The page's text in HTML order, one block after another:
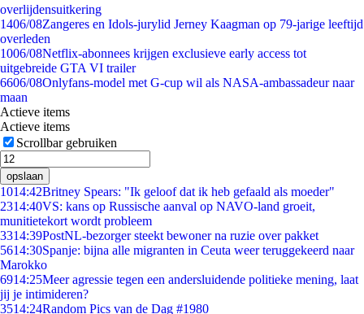
overlijdensuitkering
1406/08Zangeres en Idols-jurylid Jerney Kaagman op 79-jarige leeftijd
overleden
1006/08Netflix-abonnees krijgen exclusieve early access tot
uitgebreide GTA VI trailer
6606/08Onlyfans-model met G-cup wil als NASA-ambassadeur naar
maan
Actieve items
Actieve items
Scrollbar gebruiken
opslaan
1014:42Britney Spears: "Ik geloof dat ik heb gefaald als moeder"
2314:40VS: kans op Russische aanval op NAVO-land groeit,
munitietekort wordt probleem
3314:39PostNL-bezorger steekt bewoner na ruzie over pakket
5614:30Spanje: bijna alle migranten in Ceuta weer teruggekeerd naar
Marokko
6914:25Meer agressie tegen een andersluidende politieke mening, laat
jij je intimideren?
3514:24Random Pics van de Dag #1980